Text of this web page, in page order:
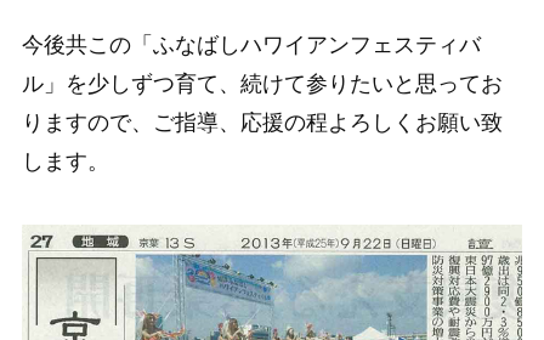
今後共この「ふなばしハワイアンフェスティバ
ル」を少しずつ育て、続けて参りたいと思ってお
りますので、ご指導、応援の程よろしくお願い致
します。